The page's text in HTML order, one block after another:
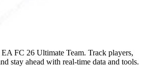
EA FC 26 Ultimate Team. Track players,
stay ahead with real-time data and tools.